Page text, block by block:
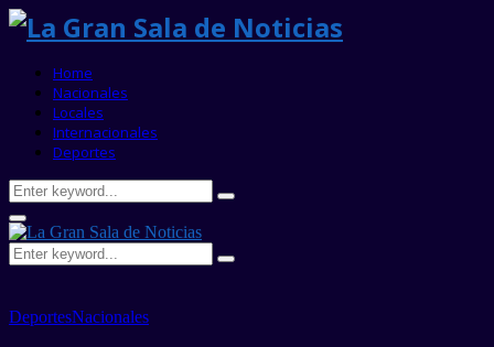
Home
Nacionales
Locales
Internacionales
Deportes
Search
for:
Search
Primary
Menu
Search
for:
Search
DeportesNacionales